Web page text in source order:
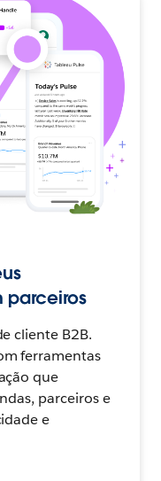
parceiros
cliente B2B.
ferramentas
que
parceiros e
e